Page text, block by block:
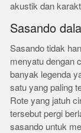
akustik dan
Sasando
Sasando tidak
menyatu dengan
banyak legenda
satu yang paling
Rote yang jatuh
tersebut pergi
sasando untuk